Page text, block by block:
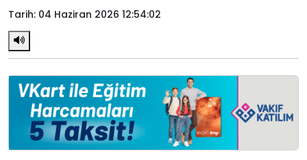
Tarih: 04 Haziran 2026 12:54:02